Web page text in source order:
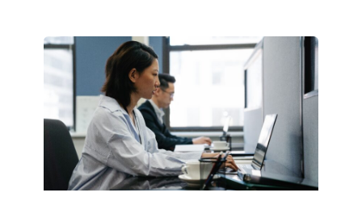
БИЗНЕСА:
КАКИЕ
3
ЗАДАЧИ
ЕМУ
МОЖНО
ПОРУЧИТЬ
УЖЕ